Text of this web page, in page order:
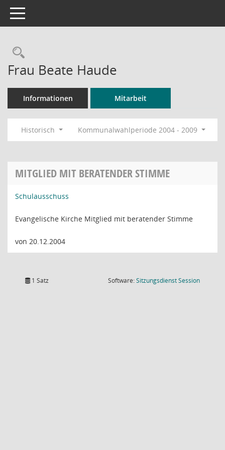
Toggle navigation
Rechercheauswahl
Frau Beate Haude
Informationen Mitarbeit
Historisch Kommunalwahlperiode 2004 - 2009
MITGLIED MIT BERATENDER STIMME
Schulausschuss
Evangelische Kirche Mitglied mit beratender Stimme
von 20.12.2004
1 Satz Software:SitzungsdienstSession(Wird in